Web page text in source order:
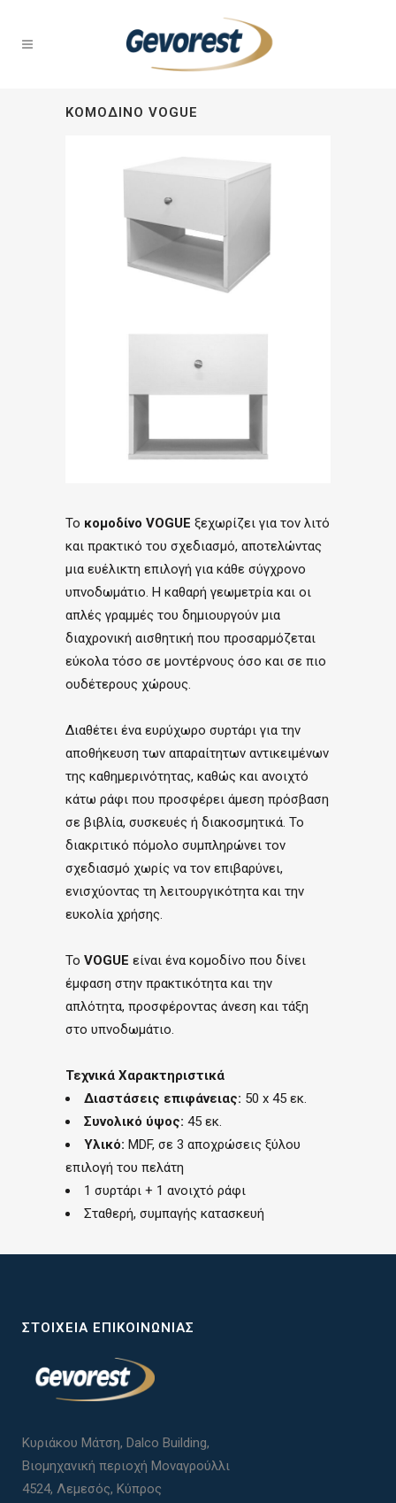
ΚΟΜΟΔΊΝΟ VOGUE
Το κομοδίνο VOGUE ξεχωρίζει για τον λιτό
και πρακτικό του σχεδιασμό, αποτελώντας
μια ευέλικτη επιλογή για κάθε σύγχρονο
υπνοδωμάτιο. Η καθαρή γεωμετρία και οι
απλές γραμμές του δημιουργούν μια
διαχρονική αισθητική που προσαρμόζεται
εύκολα τόσο σε μοντέρνους όσο και σε πιο
ουδέτερους χώρους.
Διαθέτει ένα ευρύχωρο συρτάρι για την
αποθήκευση των απαραίτητων αντικειμένων
της καθημερινότητας, καθώς και ανοιχτό
κάτω ράφι που προσφέρει άμεση πρόσβαση
σε βιβλία, συσκευές ή διακοσμητικά. Το
διακριτικό πόμολο συμπληρώνει τον
σχεδιασμό χωρίς να τον επιβαρύνει,
ενισχύοντας τη λειτουργικότητα και την
ευκολία χρήσης.
Το VOGUE είναι ένα κομοδίνο που δίνει
έμφαση στην πρακτικότητα και την
απλότητα, προσφέροντας άνεση και τάξη
στο υπνοδωμάτιο.
Τεχνικά Χαρακτηριστικά
Διαστάσεις επιφάνειας: 50 x 45 εκ.
Συνολικό ύψος: 45 εκ.
Υλικό: MDF, σε 3 αποχρώσεις ξύλου
επιλογή του πελάτη
1 συρτάρι + 1 ανοιχτό ράφι
Σταθερή, συμπαγής κατασκευή
ΣΤΟΙΧΕΊΑ ΕΠΙΚΟΙΝΩΝΊΑΣ
Κυριάκου Μάτση, Dalco Building,
Βιομηχανική περιοχή Μοναγρούλλι
4524, Λεμεσός, Κύπρος